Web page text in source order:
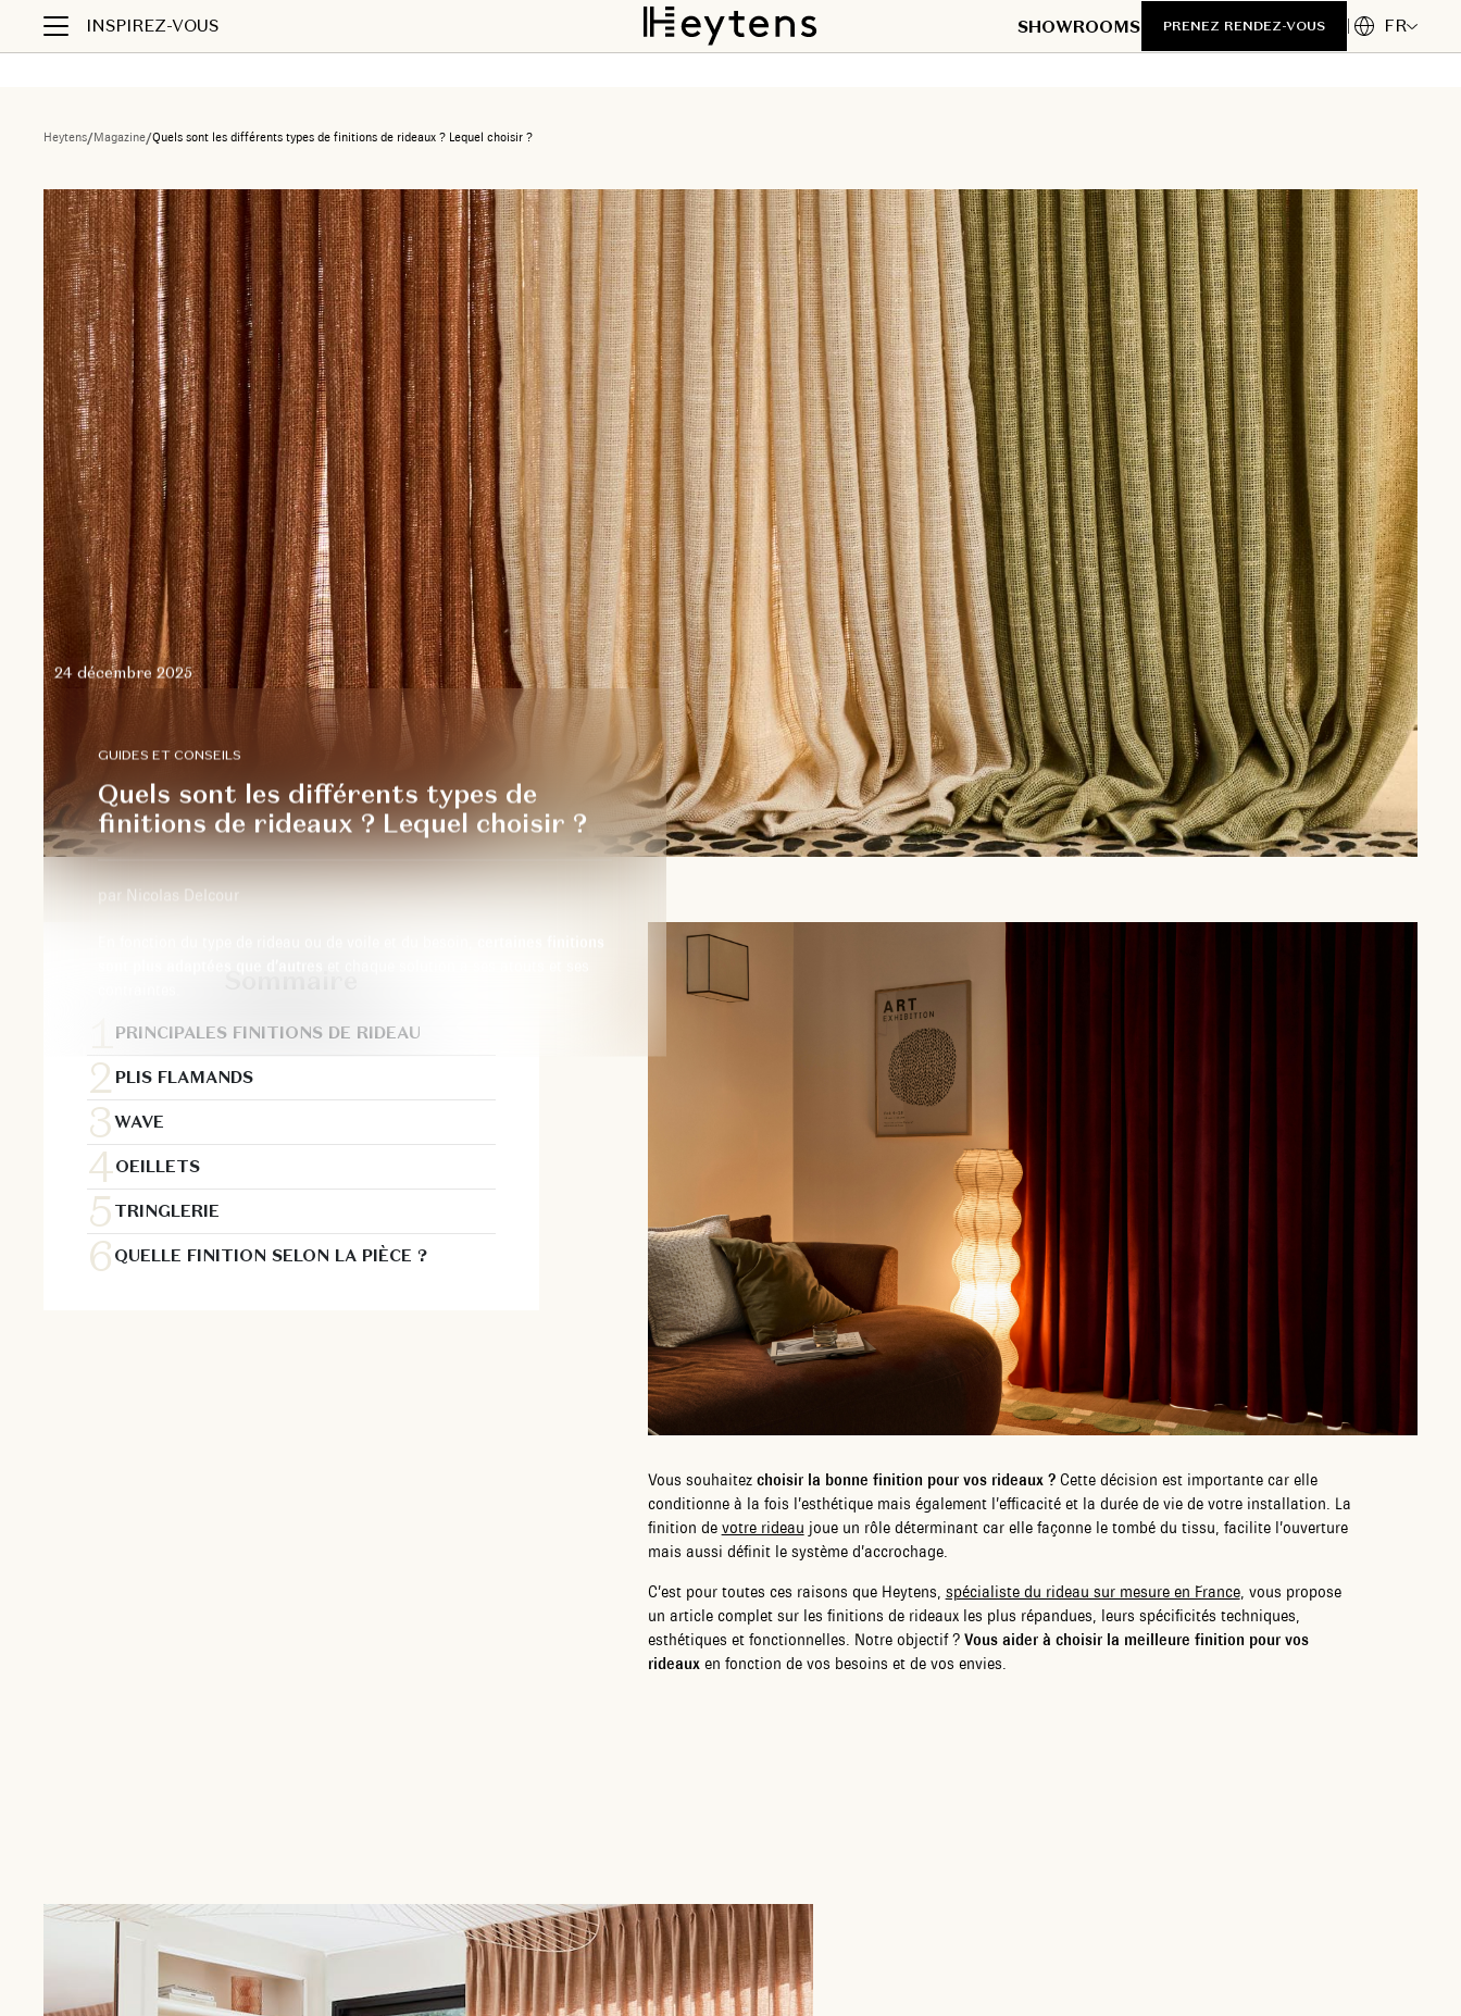
INSPIREZ-VOUS SHOWROOMS PRENEZ RENDEZ-VOUS FR
Heytens/Magazine/Quels sont les différents types de finitions de rideaux ? Lequel choisir ?
24 décembre 2025
GUIDES ET CONSEILS
Quels sont les différents types de
finitions de rideaux ? Lequel choisir ?
par Nicolas Delcour
certaines finitions
Sommaire
PRINCIPALES FINITIONS DE RIDEAU
PLIS FLAMANDS
WAVE
OEILLETS
TRINGLERIE
QUELLE FINITION SELON LA PIÈCE ?
Vous souhaitez choisir la bonne finition pour vos rideaux ? Cette décision est importante car elle
conditionne à la fois l’esthétique mais également l’efficacité et la durée de vie de votre installation. La
finition de votre rideau joue un rôle déterminant car elle façonne le tombé du tissu, facilite l’ouverture
mais aussi définit le système d’accrochage.
C’est pour toutes ces raisons que Heytens, spécialiste du rideau sur mesure en France, vous propose
un article complet sur les finitions de rideaux les plus répandues, leurs spécificités techniques,
esthétiques et fonctionnelles. Notre objectif ? Vous aider à choisir la meilleure finition pour vos
rideauxen fonction de vos besoins et de vos envies.